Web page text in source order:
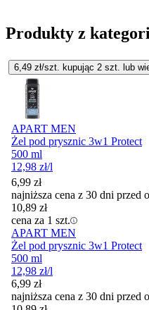
Produkty z
6,49 zł/szt. kupując 2 szt. lub
APART MEN
Żel pod prysznic 3w1 Protect
500 ml
12,98 zł/l
6,99 zł
najniższa cena z 30 dni przed
10,89 zł
cena za 1 szt.
APART MEN
Żel pod prysznic 3w1 Protect
500 ml
12,98 zł/l
6,99 zł
najniższa cena z 30 dni przed